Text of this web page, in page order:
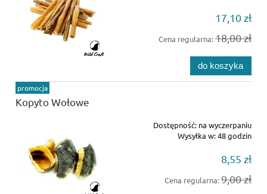
17,10 zł
Cena regularna:18,00 zł
do koszyka
Kopyto Wołowe
Dostępność: na wyczerpaniu
Wysyłka w:48 godzin
8,55 zł
Cena regularna:9,00 zł
promocja